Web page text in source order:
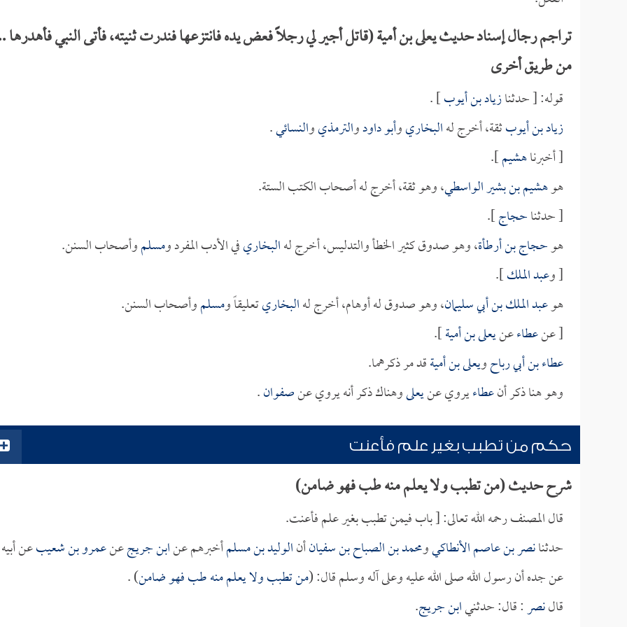
تراجم رجال إسناد حديث يعلى بن أمية (قاتل أجير لي رجلاً فعض يده فانتزعها فندرت ثنيته، فأتى النبي
من طريق أخرى
قوله: [ حدثنازياد بن أيوب] .
زياد بن أيوبثقة، أخرج لهالبخاريوأبو داودوالترمذيوالنسائي.
[ أخبرناهشيم].
هوهشيم بن بشير الواسطي، وهو ثقة، أخرج له أصحاب الكتب الستة.
[ حدثناحجاج].
هوحجاج بن أرطأة، وهو صدوق كثير الخطأ والتدليس، أخرج لهالبخاريفي الأدب المفرد ومسلموأصحاب السنن.
[ وعبد الملك].
هوعبد الملك بن أبي سليمان، وهو صدوق له أوهام، أخرج لهالبخاريتعليقاً ومسلموأصحاب السنن.
[ عنعطاءعنيعلى بن أمية].
عطاء بن أبي رباحويعلى بن أميةقد مر ذكرهما.
وهو هنا ذكر أنعطاءيروي عنيعلىوهناك ذكر أنه يروي عنصفوان.
حكم من تطبب بغير علم فأعنت
شرح حديث (من تطبب ولا يعلم منه طب فهو ضامن)
قال المصنف رحمه الله تعالى: [ باب فيمن تطبب بغير علم فأعنت.
حدثنانصر بن عاصم الأنطاكيومحمد بن الصباح بن سفيانأنالوليد بن مسلمأخبرهم عنابن جريجعنعمرو بن شعيبعن أبيه
عن جده أن رسول الله صلى الله عليه وعلى آله وسلم قال: (من تطبب ولا يعلم منه طب فهو ضامن) .
قالنصر: قال: حدثنيابن جريج.